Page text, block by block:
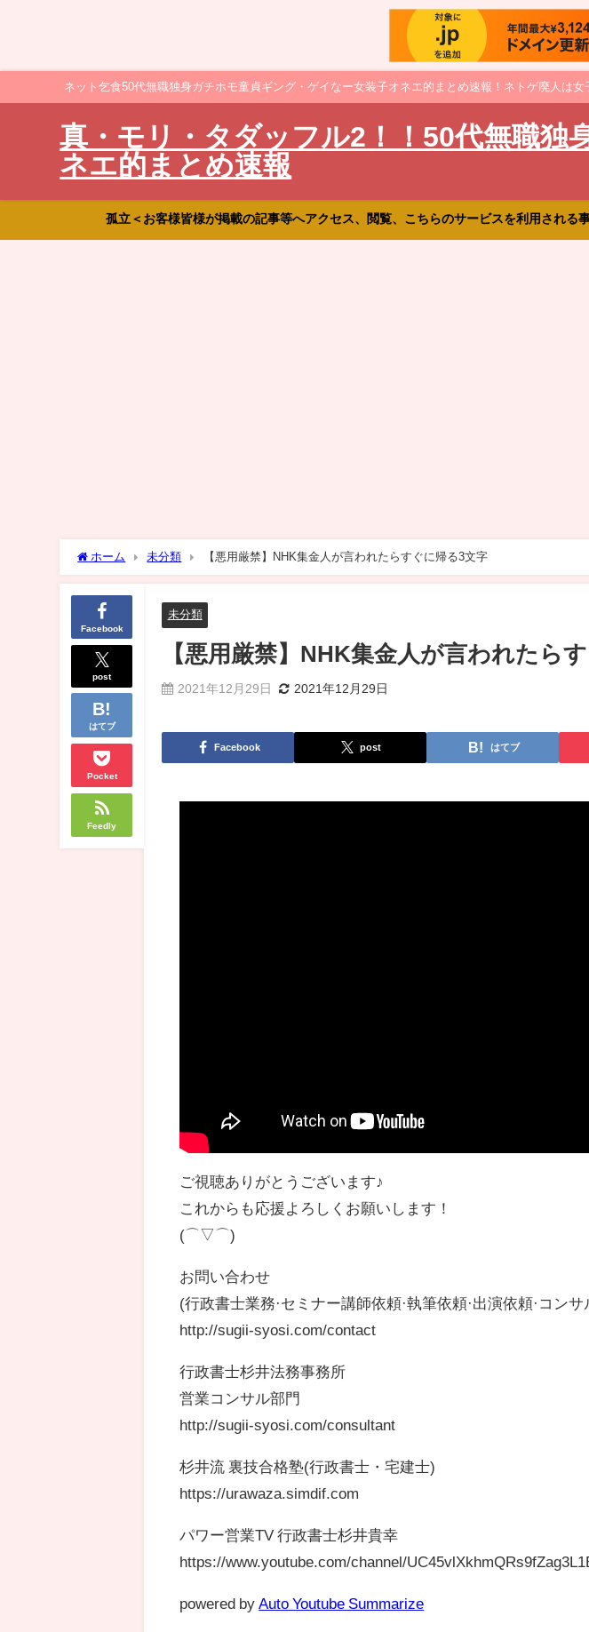
ネット乞食50代無職独身ガチホモ童貞ギング・ゲイなー女装子オネエ的まとめ速報！ネトゲ廃人は
真・モリ・タダッフル2！！50代無職独
ネエ的まとめ速報
孤立＜お客様皆様が掲載の記事等へアクセス、閲覧、こちらのサービスを利用される
ホーム 未分類 【悪用厳禁】NHK集金人が言われたらすぐに帰る3文字
Facebook
post
はてブ
Pocket
Feedly
未分類
【悪用厳禁】NHK集金人が言われたら
2021年12月29日 2021年12月29日
Facebook post はてブ
ご視聴ありがとうございます♪
これからも応援よろしくお願いします！
(⌒▽⌒)
お問い合わせ
(行政書士業務·セミナー講師依頼·執筆依頼·出演依頼·コンサ
http://sugii-syosi.com/contact
行政書士杉井法務事務所
営業コンサル部門
http://sugii-syosi.com/consultant
杉井流 裏技合格塾(行政書士・宅建士)
https://urawaza.simdif.com
パワー営業TV 行政書士杉井貴幸
https://www.youtube.com/channel/
powered by Auto Youtube Summarize